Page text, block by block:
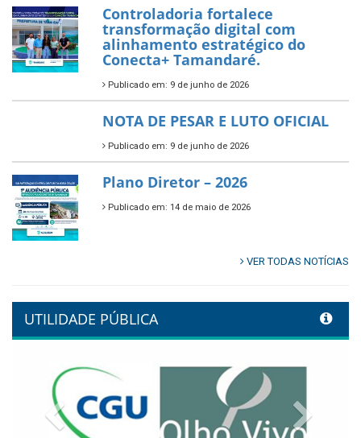
Controladoria fortalece
transformação digital com
alinhamento estratégico do
Conecta+ Tamandaré.
Publicado em: 9 de junho de 2026
NOTA DE PESAR E LUTO OFICIAL
Publicado em: 9 de junho de 2026
Plano Diretor – 2026
Publicado em: 14 de maio de 2026
VER TODAS NOTÍCIAS
UTILIDADE PÚBLICA
Previous